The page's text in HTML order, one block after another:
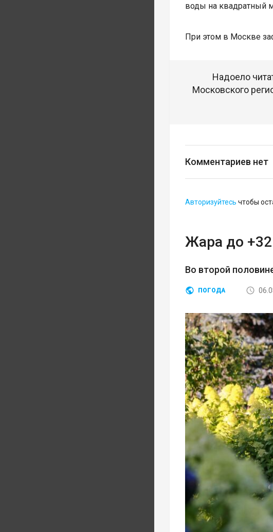
воды на квадратный
При этом в Москве
Надоело
Московского
Комментариев нет
Авторизуйтесь чтобы
Жара до
Во второй
ПОГОДА